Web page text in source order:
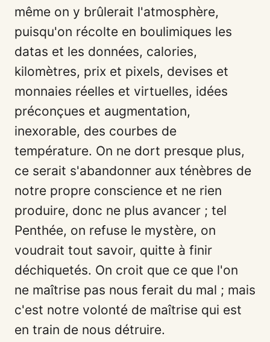
même on y brûlerait l'atmosphère,
puisqu'on récolte en boulimiques les
datas et les données, calories,
kilomètres, prix et pixels, devises et
monnaies réelles et virtuelles, idées
préconçues et augmentation,
inexorable, des courbes de
température. On ne dort presque plus,
ce serait s'abandonner aux ténèbres de
notre propre conscience et ne rien
produire, donc ne plus avancer ; tel
Penthée, on refuse le mystère, on
voudrait tout savoir, quitte à finir
déchiquetés. On croit que ce que l'on
ne maîtrise pas nous ferait du mal ; mais
c'est notre volonté de maîtrise qui est
en train de nous détruire.